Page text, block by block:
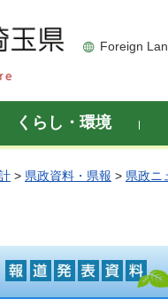
Foreign
くらし・環境
> 県政資料・県報 > 県政ニ